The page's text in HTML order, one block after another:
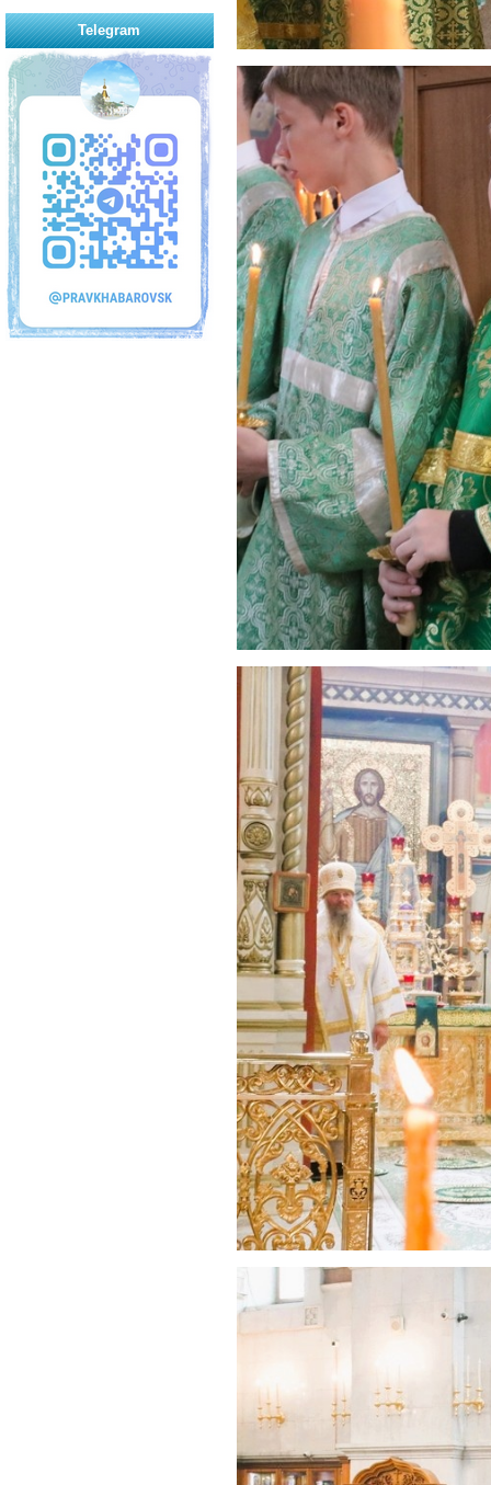
Telegram